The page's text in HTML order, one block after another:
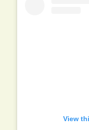
View